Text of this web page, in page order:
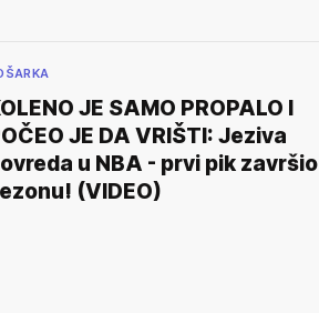
JE SAMO PROPALO I
JE DA VRIŠTI: Jeziva
u NBA - prvi pik završio
(VIDEO)